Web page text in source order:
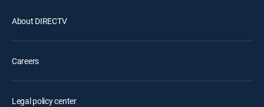
About DIRECTV
Careers
Legal policy center